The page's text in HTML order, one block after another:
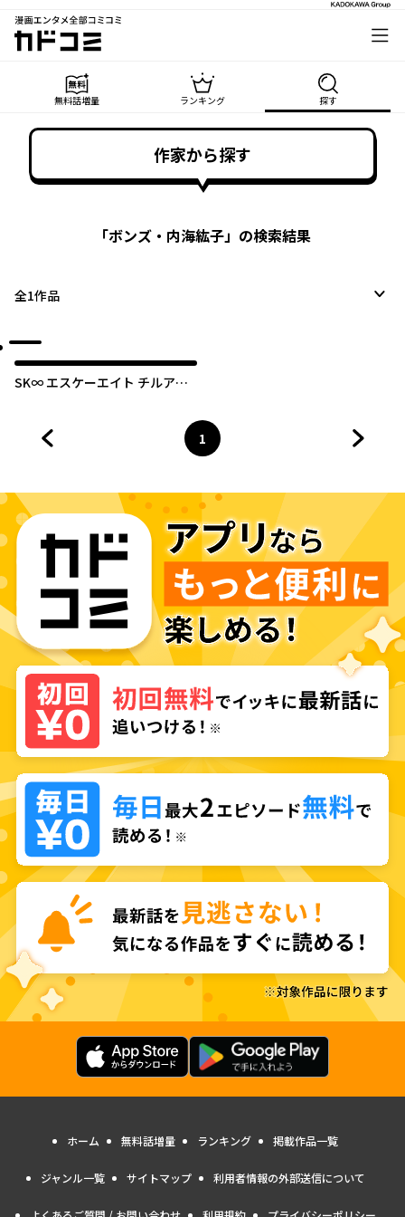
漫画エンタメ全部コミコミ
カドコミ
無料話増量 ランキング 探す
作家から探す
「ボンズ・内海紘子」の検索結果
全1作品
SK∞ エスケーエイト チルアウ
ページ
1
へ
ホーム 無料話増量 ランキング 掲載作品一覧
ジャンル一覧 サイトマップ 利用者情報の外部送信について